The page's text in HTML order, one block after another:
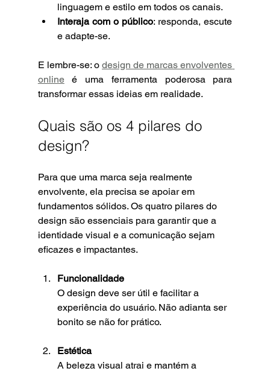
linguagem e estilo em todos os canais.
Interaja com o público: responda, escute
e adapte-se.
E lembre-se: o design de marcas envolventes
online é uma ferramenta poderosa para
transformar essas ideias em realidade.
Quais são os 4 pilares do
design?
Para que uma marca seja realmente
envolvente, ela precisa se apoiar em
fundamentos sólidos. Os quatro pilares do
design são essenciais para garantir que a
identidade visual e a comunicação sejam
eficazes e impactantes.
Funcionalidade
O design deve ser útil e facilitar a
experiência do usuário. Não adianta ser
bonito se não for prático.
Estética
A beleza visual atrai e mantém a